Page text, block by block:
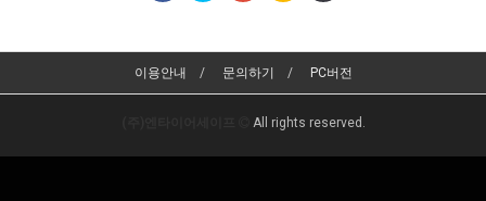
이용안내 문의하기 PC버전
All rights reserved.